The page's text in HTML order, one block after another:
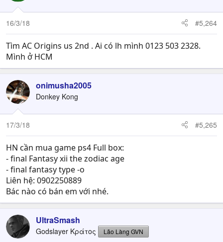
16/3/18 #5,264
Tìm AC Origins us 2nd . Ai có lh mình 0123 503 2328.
Mình ở HCM
onimusha2005
Donkey Kong
17/3/18 #5,265
HN cần mua game ps4 Full box:
- final Fantasy xii the zodiac age
- final fantasy type -o
Liên hệ: 0902250889
Bác nào có bán em với nhé.
UltraSmash
Godslayer Κράτος Lão Làng GVN